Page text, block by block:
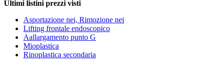
Ultimi listini prezzi visti
Asportazione nei, Rimozione nei
Lifting frontale endoscopico
Aallargamento punto G
Mioplastica
Rinoplastica secondaria